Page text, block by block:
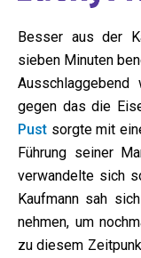
Besser aus der
sieben Minuten
gegen das die
Pust sorgte mit
Führung seiner
verwandelte sich
Kaufmann sah
nehmen, um
zu diesem